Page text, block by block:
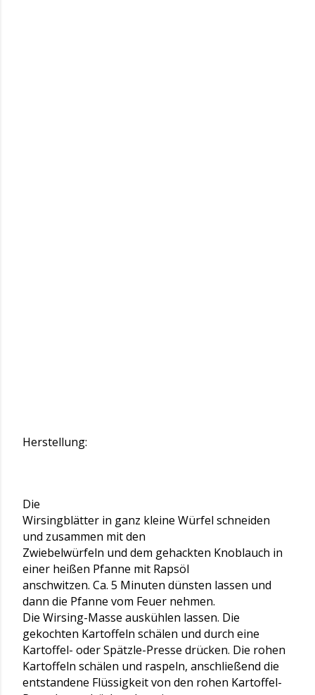
Herstellung:
Die
Wirsingblätter in ganz kleine Würfel schneiden
und zusammen mit den
Zwiebelwürfeln und dem gehackten Knoblauch in
einer heißen Pfanne mit Rapsöl
anschwitzen. Ca. 5 Minuten dünsten lassen und
dann die Pfanne vom Feuer nehmen.
Die Wirsing-Masse auskühlen lassen. Die
gekochten Kartoffeln schälen und durch eine
Kartoffel- oder Spätzle-Presse drücken. Die rohen
Kartoffeln schälen und raspeln, anschließend die
entstandene Flüssigkeit von den rohen Kartoffel-